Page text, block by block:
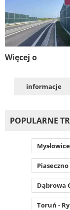
Więcej o
informacje
POPULARNE
Dąbrowa
Toruń -